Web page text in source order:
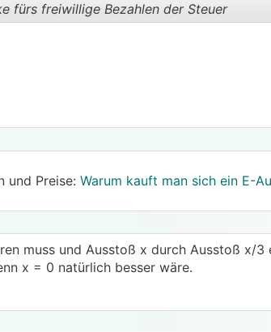
fürs freiwillige Bezahlen der Steuer
und Preise: Warum kauft man sich ein E-
muss und Ausstoß x durch Ausstoß x/3
x = 0 natürlich besser wäre.